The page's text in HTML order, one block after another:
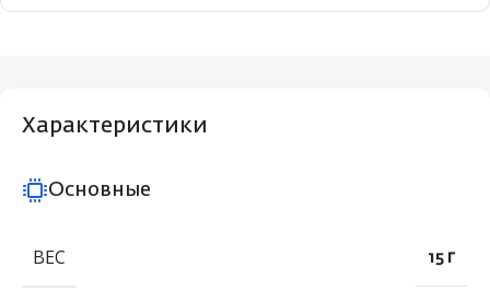
Характеристики
Основные
ВЕС 15 г